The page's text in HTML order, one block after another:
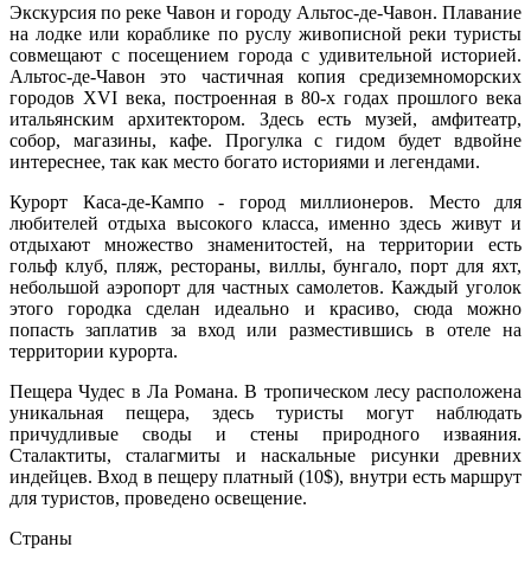
Экскурсия по реке Чавон и городу Альтос-де-Чавон. Плавание
на лодке или кораблике по руслу живописной реки туристы
совмещают с посещением города с удивительной историей.
Альтос-де-Чавон это частичная копия средиземноморских
городов XVI века, построенная в 80-х годах прошлого века
итальянским архитектором. Здесь есть музей, амфитеатр,
собор, магазины, кафе. Прогулка с гидом будет вдвойне
интереснее, так как место богато историями и легендами.
Курорт Каса-де-Кампо - город миллионеров. Место для
любителей отдыха высокого класса, именно здесь живут и
отдыхают множество знаменитостей, на территории есть
гольф клуб, пляж, рестораны, виллы, бунгало, порт для яхт,
небольшой аэропорт для частных самолетов. Каждый уголок
этого городка сделан идеально и красиво, сюда можно
попасть заплатив за вход или разместившись в отеле на
территории курорта.
Пещера Чудес в Ла Романа. В тропическом лесу расположена
уникальная пещера, здесь туристы могут наблюдать
причудливые своды и стены природного изваяния.
Сталактиты, сталагмиты и наскальные рисунки древних
индейцев. Вход в пещеру платный (10$), внутри есть маршрут
для туристов, проведено освещение.
Страны